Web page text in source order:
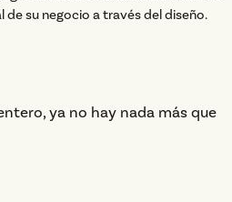
su negocio a través del diseño.
ya no hay nada más que